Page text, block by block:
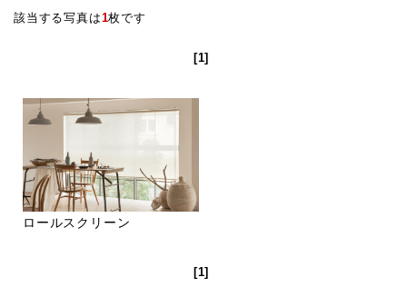
該当する写真は1枚です
[1]
ロールスクリーン
[1]